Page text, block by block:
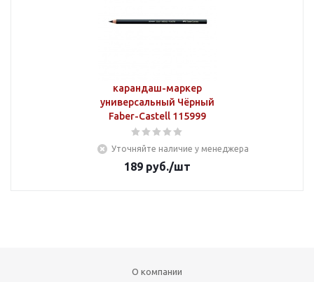
карандаш-маркер
универсальный Чёрный
Faber-Castell 115999
Уточняйте наличие у менеджера
189 руб./шт
О компании